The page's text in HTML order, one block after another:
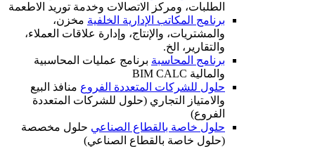
الطلبات، ومركز الاتصالات وخدمة توريد الاطعمة
برنامج المكاتب الإدارية الخلفية مخزن،
والمشتريات، والإنتاج، وإدارة علاقات العملاء،
والتقارير، الخ.
برنامج المحاسبة برنامج عمليات المحاسبية
والمالية BIM CALC
حلول للشركات المتعددة الفروع منافذ البيع
والامتياز التجاري (حلول للشركات المتعددة
الفروع)
حلول خاصة بالقطاع الصناعي حلول مخصصة
(حلول خاصة بالقطاع الصناعي)